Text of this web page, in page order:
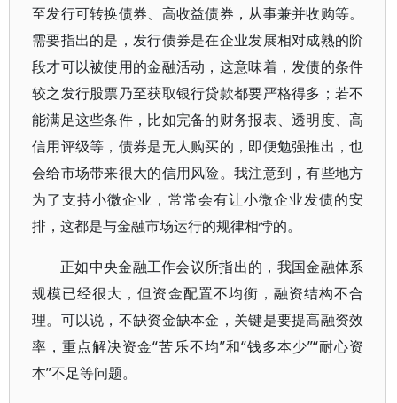
至发行可转换债券、高收益债券，从事兼并收购等。
需要指出的是，发行债券是在企业发展相对成熟的阶
段才可以被使用的金融活动，这意味着，发债的条件
较之发行股票乃至获取银行贷款都要严格得多；若不
能满足这些条件，比如完备的财务报表、透明度、高
信用评级等，债券是无人购买的，即便勉强推出，也
会给市场带来很大的信用风险。我注意到，有些地方
为了支持小微企业，常常会有让小微企业发债的安
排，这都是与金融市场运行的规律相悖的。
正如中央金融工作会议所指出的，我国金融体系
规模已经很大，但资金配置不均衡，融资结构不合
理。可以说，不缺资金缺本金，关键是要提高融资效
率，重点解决资金“苦乐不均”和“钱多本少”“耐心资
本”不足等问题。